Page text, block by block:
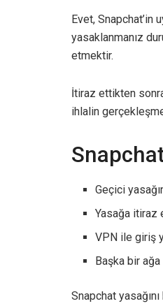
Evet, Snapchat’in
yasaklanmanız
etmektir.
İtiraz ettikten
ihlalin
Geçici
Yasağa itiraz
VPN ile giriş
Başka bir ağa
Snapchat